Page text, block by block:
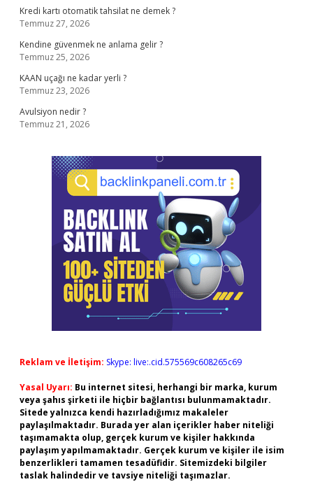
Kredi kartı otomatik tahsilat ne demek ?
Temmuz 27, 2026
Kendine güvenmek ne anlama gelir ?
Temmuz 25, 2026
KAAN uçağı ne kadar yerli ?
Temmuz 23, 2026
Avulsiyon nedir ?
Temmuz 21, 2026
Reklam ve İletişim: Skype: live:.cid.575569c608265c69
Yasal Uyarı: Bu internet sitesi, herhangi bir marka, kurum
veya şahıs şirketi ile hiçbir bağlantısı bulunmamaktadır.
Sitede yalnızca kendi hazırladığımız makaleler
paylaşılmaktadır. Burada yer alan içerikler haber niteliği
taşımamakta olup, gerçek kurum ve kişiler hakkında
paylaşım yapılmamaktadır. Gerçek kurum ve kişiler ile isim
benzerlikleri tamamen tesadüfidir. Sitemizdeki bilgiler
taslak halindedir ve tavsiye niteliği taşımazlar.